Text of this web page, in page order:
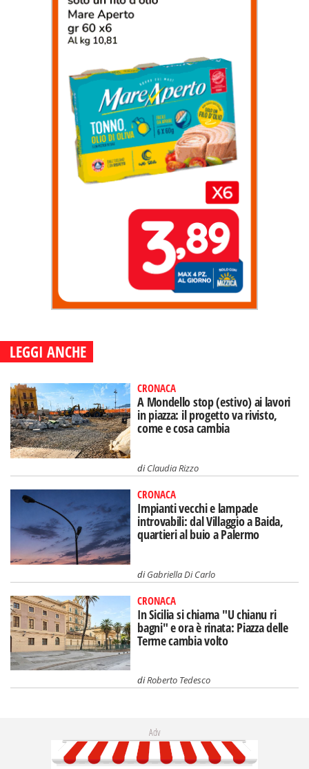
LEGGI ANCHE
CRONACA
A Mondello stop (estivo) ai lavori
in piazza: il progetto va rivisto,
come e cosa cambia
diClaudia Rizzo
CRONACA
Impianti vecchi e lampade
introvabili: dal Villaggio a Baida,
quartieri al buio a Palermo
diGabriella Di Carlo
CRONACA
In Sicilia si chiama "U chianu ri
bagni" e ora è rinata: Piazza delle
Terme cambia volto
diRoberto Tedesco
Adv